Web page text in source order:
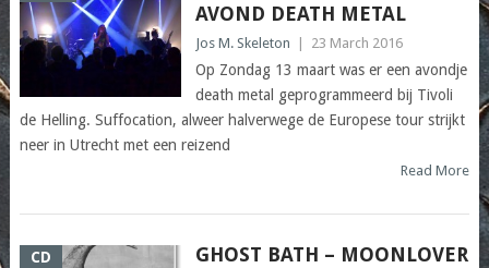
AVOND DEATH METAL
Jos M. Skeleton 23 March 2016
Op Zondag 13 maart was er een avondje
death metal geprogrammeerd bij Tivoli
de Helling. Suffocation, alweer halverwege de Europese tour strijkt
neer in Utrecht met een reizend
Read More
CD GHOST BATH – MOONLOVER